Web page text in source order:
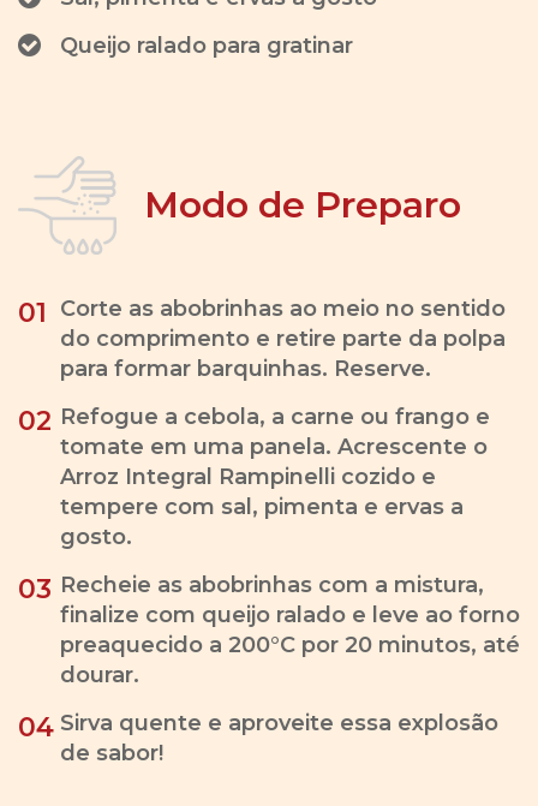
Queijo ralado para gratinar
Modo de Preparo
01
Corte as abobrinhas ao meio no sentido
do comprimento e retire parte da polpa
para formar barquinhas. Reserve.
02 Refogue a cebola, a carne ou frango e
tomate em uma panela. Acrescente o
Arroz Integral Rampinelli cozido e
tempere com sal, pimenta e ervas a
gosto.
03 Recheie as abobrinhas com a mistura,
finalize com queijo ralado e leve ao forno
preaquecido a 200°C por 20 minutos, até
dourar.
04 Sirva quente e aproveite essa explosão
de sabor!